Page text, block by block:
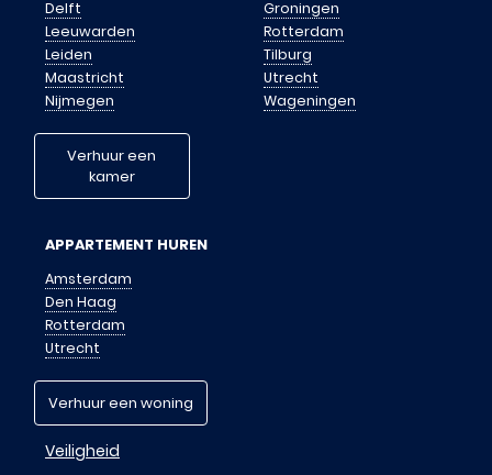
Delft
Groningen
Leeuwarden
Leiden
Maastricht
Nijmegen
Rotterdam
Tilburg
Utrecht
Wageningen
Verhuur een
kamer
APPARTEMENT HUREN
Amsterdam
Den Haag
Rotterdam
Utrecht
Verhuur een woning
Veiligheid